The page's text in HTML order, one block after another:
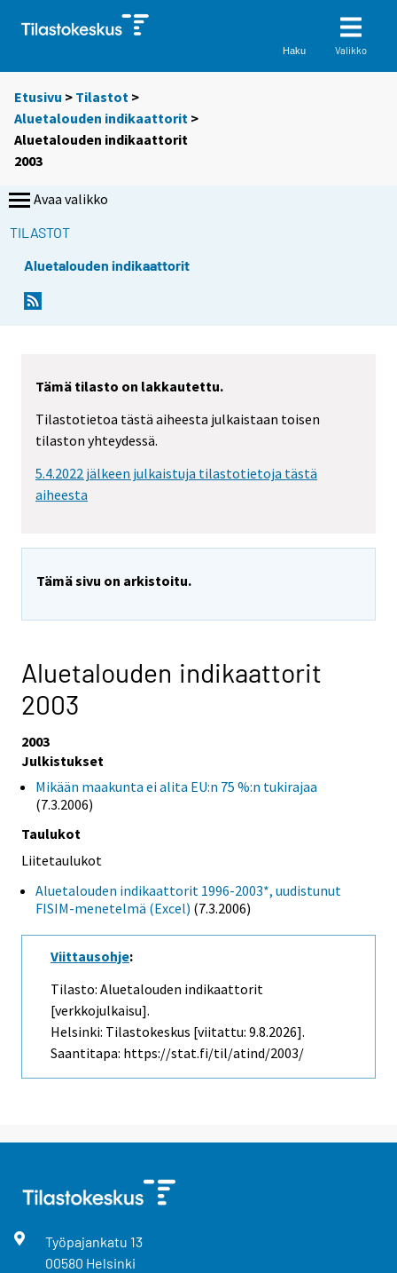
Haku Valikko
Etusivu > Tilastot >
Aluetalouden indikaattorit >
Aluetalouden indikaattorit
2003
Avaa valikko
TILASTOT
Aluetalouden indikaattorit
Tämä tilasto on lakkautettu.
Tilastotietoa tästä aiheesta julkaistaan toisen
tilaston yhteydessä.
5.4.2022 jälkeen julkaistuja tilastotietoja tästä
aiheesta
Tämä sivu on arkistoitu.
Aluetalouden indikaattorit
2003
2003
Julkistukset
Mikään maakunta ei alita EU:n 75 %:n tukirajaa
(7.3.2006)
Taulukot
Liitetaulukot
Aluetalouden indikaattorit 1996-2003*, uudistunut
FISIM-menetelmä (Excel) (7.3.2006)
Viittausohje:
Tilasto: Aluetalouden indikaattorit
[verkkojulkaisu].
Helsinki: Tilastokeskus [viitattu: 9.8.2026].
Saantitapa: https://stat.fi/til/atind/2003/
Työpajankatu 13
00580 Helsinki